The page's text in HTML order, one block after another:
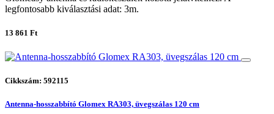
legfontosabb kiválasztási adat: 3m.
13 861 Ft
Cikkszám: 592115
Antenna-hosszabbító Glomex RA303, üvegszálas 120 cm